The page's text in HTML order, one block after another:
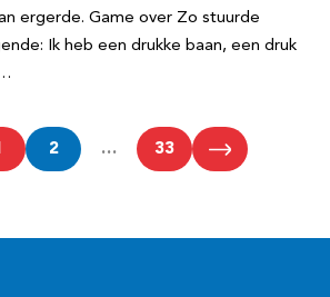
ergerde. Game over Zo stuurde
Ik heb een drukke baan, een druk
2 … 33